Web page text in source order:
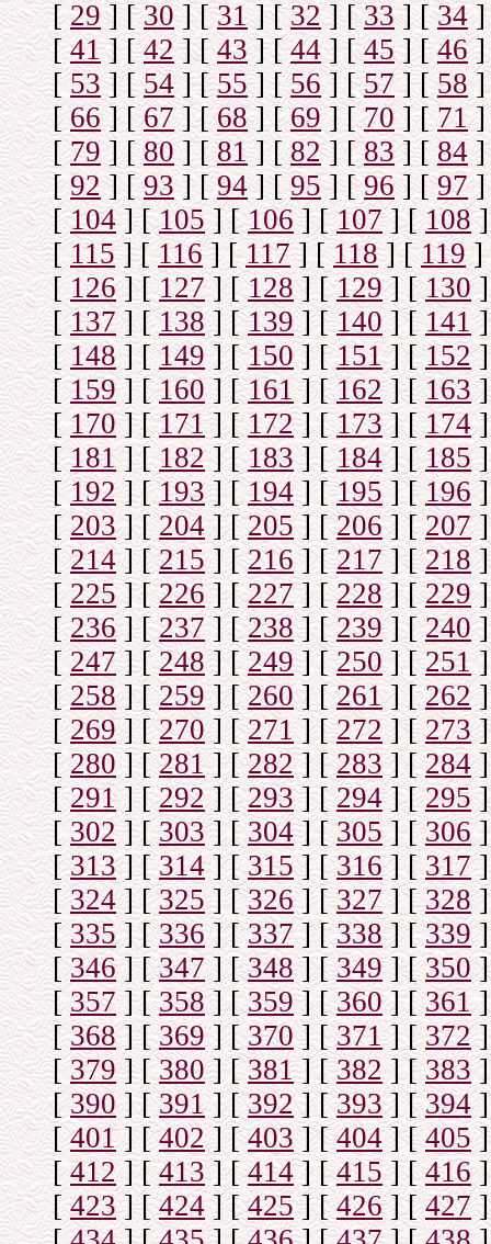
[29] [30] [31] [32] [33] [34]
[41] [42] [43] [44] [45] [46]
[53] [54] [55] [56] [57] [58]
[66] [67] [68] [69] [70] [71]
[79] [80] [81] [82] [83] [84]
[92] [93] [94] [95] [96] [97]
[104] [105] [106] [107] [108]
[ 115] [116] [117] [118] [119]
[126] [127] [128] [129] [130]
[137] [138] [139] [140] [ 141]
[148] [149] [150] [151] [152]
[159] [160] [161] [162] [163]
[170] [171] [172] [173] [174]
[181] [182] [183] [184] [185]
[192] [193] [194] [195] [ 196]
[203] [204] [205] [206] [207]
[214] [215] [216] [217] [218]
[225] [226] [227] [228] [229]
[236] [237] [238] [239] [240]
[247] [248] [249] [250] [251]
[258] [259] [ 260] [261] [262]
[269] [270] [271] [272] [273]
[280] [281] [282] [283] [284]
[291] [292] [293] [294] [295]
[302] [303] [304] [305] [306]
[313] [314] [315] [316] [317]
[324] [325] [326] [327] [ 328]
[335] [336] [337] [338] [339]
[346] [347] [348] [349] [350]
[357] [358] [359] [360] [361]
[368] [369] [370] [371] [372]
[379] [380] [381] [382] [ 383]
[390] [391] [392] [393] [394]
[401] [402] [403] [404] [405]
[412] [413] [414] [415] [416]
[423] [424] [425] [426] [427]